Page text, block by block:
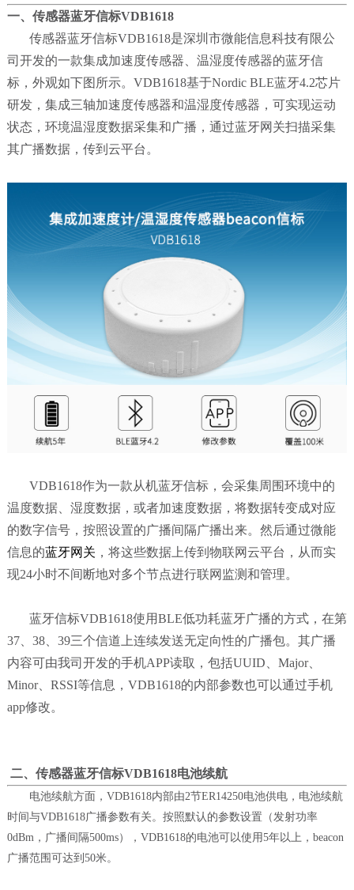
一、传感器蓝牙信标VDB1618
传感器蓝牙信标VDB1618是深圳市微能信息科技有限公
司开发的一款集成加速度传感器、温湿度传感器的蓝牙信
标，外观如下图所示。VDB1618基于Nordic BLE蓝牙4.2芯片
研发，集成三轴加速度传感器和温湿度传感器，可实现运动
状态，环境温湿度数据采集和广播，通过蓝牙网关扫描采集
其广播数据，传到云平台。
VDB1618作为一款从机蓝牙信标，会采集周围环境中的
温度数据、湿度数据，或者加速度数据，将数据转变成对应
的数字信号，按照设置的广播间隔广播出来。然后通过微能
信息的蓝牙网关 ，将这些数据上传到物联网云平台，从而实
现24小时不间断地对多个节点进行联网监测和管理。
蓝牙信标VDB1618使用BLE低功耗蓝牙广播的方式，在第
37、38、39三个信道上连续发送无定向性的广播包。其广播
内容可由我司开发的手机APP读取，包括UUID、Major、
Minor、RSSI等信息，VDB1618的内部参数也可以通过手机
app修改。
二、传感器蓝牙信标VDB1618电池续航
电池续航方面，VDB1618内部由2节ER14250电池供电，电池续航
时间与VDB1618广播参数有关。按照默认的参数设置（发射功率
0dBm，广播间隔500ms），VDB1618的电池可以使用5年以上，beacon
广播范围可达到50米。